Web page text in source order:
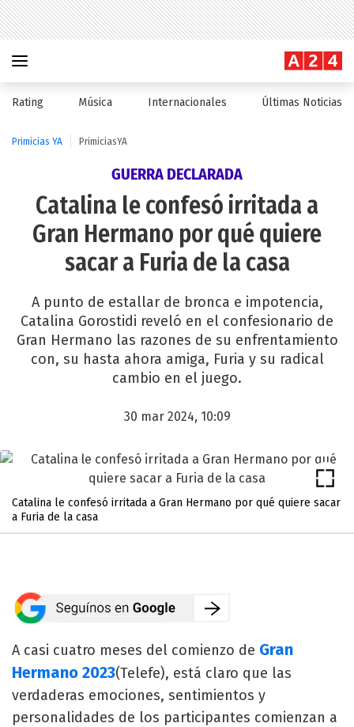
Rating Música Internacionales Últimas Noticias
Primicias YA PrimiciasYA
GUERRA DECLARADA
Catalina le confesó irritada a
Gran Hermano por qué quiere
sacar a Furia de la casa
A punto de estallar de bronca e impotencia,
Catalina Gorostidi reveló en el confesionario de
Gran Hermano las razones de su enfrentamiento
con, su hasta ahora amiga, Furia y su radical
cambio en el juego.
30 mar 2024, 10:09
Catalina le confesó irritada a Gran Hermano por qué quiere sacar
a Furia de la casa
A casi cuatro meses del comienzo de Gran
Hermano 2023(Telefe), está claro que las
verdaderas emociones, sentimientos y
personalidades de los participantes comienzan a